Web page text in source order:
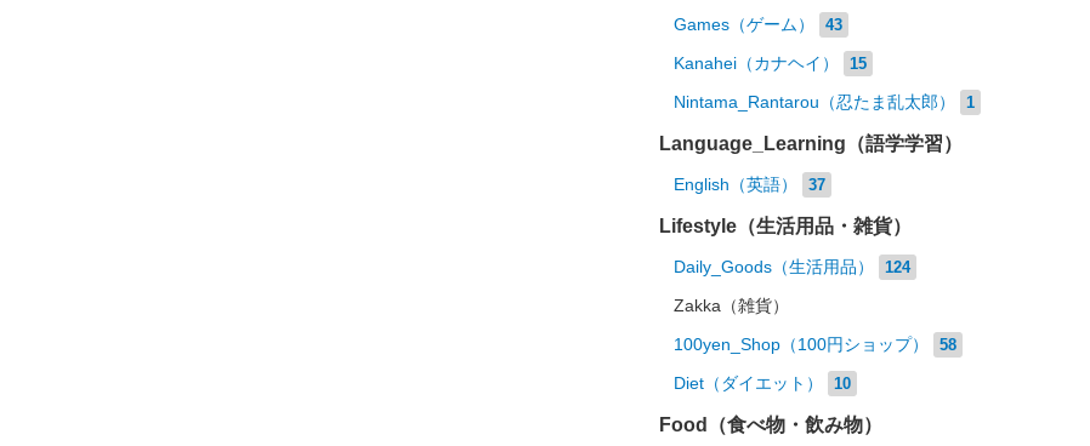
Games（ゲーム） 43
Kanahei（カナヘイ） 15
Nintama_Rantarou（忍たま乱太郎） 1
Language_Learning（語学学習）
English（英語） 37
Lifestyle（生活用品・雑貨）
Daily_Goods（生活用品） 124
Zakka（雑貨）
100yen_Shop（100円ショップ） 58
Diet（ダイエット） 10
Food（食べ物・飲み物）